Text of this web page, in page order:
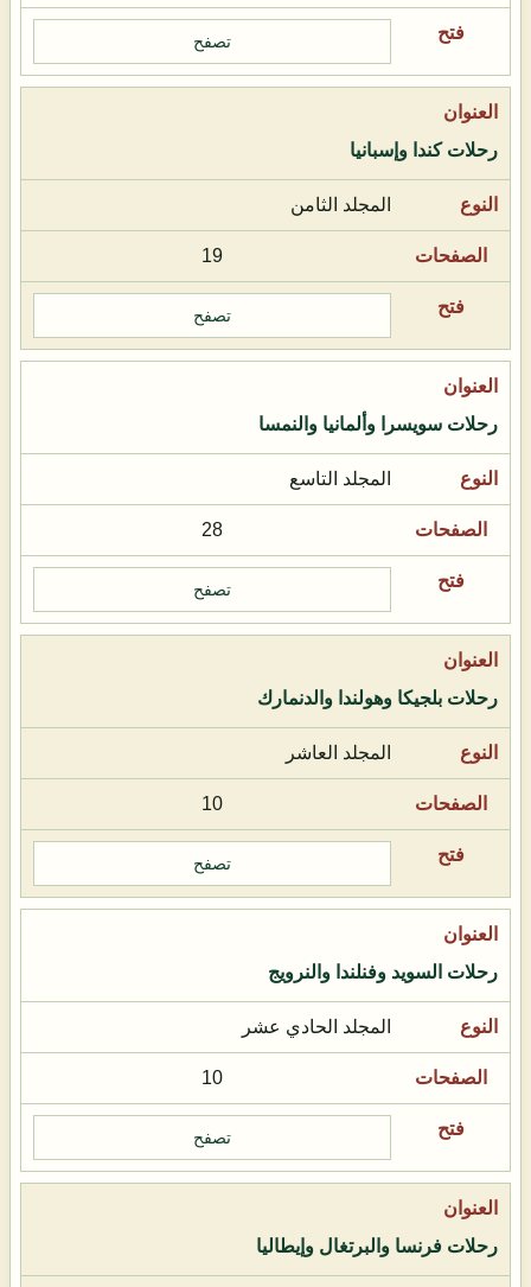
تصفح
رحلات كندا وإسبانيا
المجلد الثامن
19
تصفح
رحلات سويسرا وألمانيا والنمسا
المجلد التاسع
28
تصفح
رحلات بلجيكا وهولندا والدنمارك
المجلد العاشر
10
تصفح
رحلات السويد وفنلندا والنرويج
المجلد الحادي عشر
10
تصفح
رحلات فرنسا والبرتغال وإيطاليا